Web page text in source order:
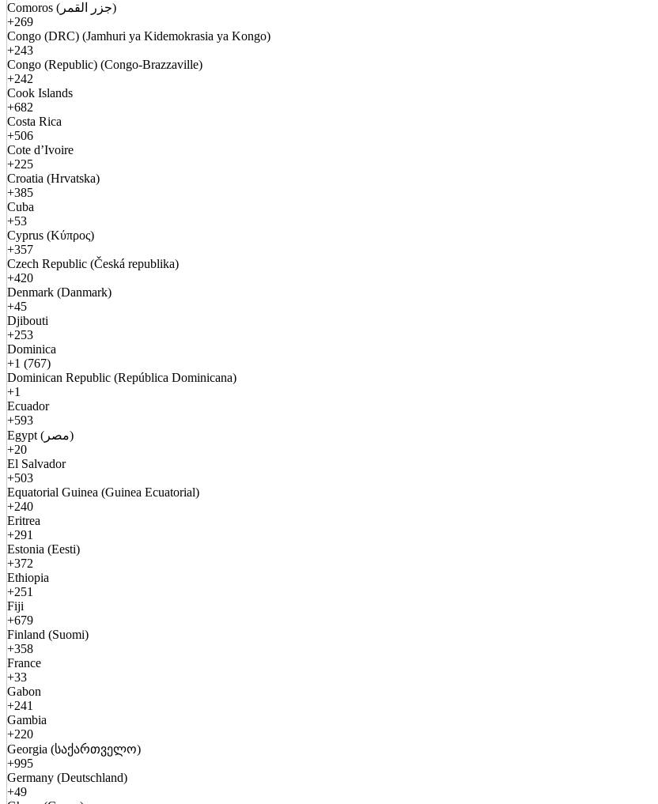
Comoros (جزر القمر)
+269
Congo (DRC) (Jamhuri ya Kidemokrasia ya Kongo)
+243
Congo (Republic) (Congo-Brazzaville)
+242
Cook Islands
+682
Costa Rica
+506
Cote d’Ivoire
+225
Croatia (Hrvatska)
+385
Cuba
+53
Cyprus (Κύπρος)
+357
Czech Republic (Česká republika)
+420
Denmark (Danmark)
+45
Djibouti
+253
Dominica
+1 (767)
Dominican Republic (República Dominicana)
+1
Ecuador
+593
Egypt (مصر)
+20
El Salvador
+503
Equatorial Guinea (Guinea Ecuatorial)
+240
Eritrea
+291
Estonia (Eesti)
+372
Ethiopia
+251
Fiji
+679
Finland (Suomi)
+358
France
+33
Gabon
+241
Gambia
+220
Georgia (საქართველო)
+995
Germany (Deutschland)
+49